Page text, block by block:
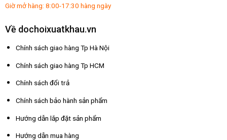
Giờ mở hàng: 8:00-17:30 hàng ngày
Về dochoixuatkhau.vn
Chính sách giao hàng Tp Hà Nội
Chính sách giao hàng Tp HCM
Chính sách đổi trả
Chính sách bảo hành sản phẩm
Hướng dẫn lắp đặt sản phẩm
Hướng dẫn mua hàng